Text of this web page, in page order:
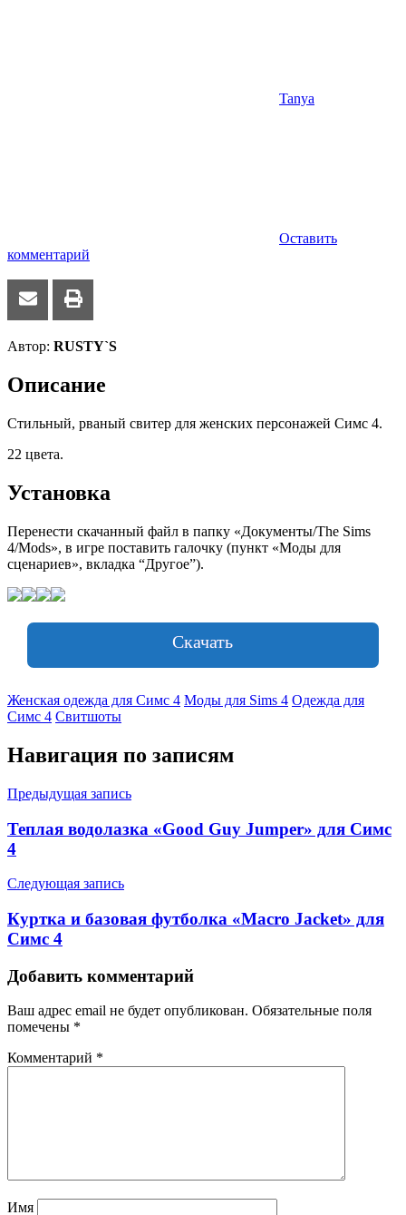
Tanya
Оставить
комментарий
Автор: RUSTY`S
Описание
Стильный, рваный свитер для женских персонажей Симс 4.
22 цвета.
Установка
Перенести скачанный файл в папку «Документы/The Sims
4/Mods», в игре поставить галочку (пункт «Моды для
сценариев», вкладка “Другое”).
Скачать
Женская одежда для Симс 4 Моды для Sims 4 Одежда для
Симс 4 Свитшоты
Навигация по записям
Предыдущая запись
Теплая водолазка «Good Guy Jumper» для Симс
4
Следующая запись
Куртка и базовая футболка «Macro Jacket» для
Симс 4
Добавить комментарий
Ваш адрес email не будет опубликован. Обязательные поля
помечены *
Комментарий *
Имя